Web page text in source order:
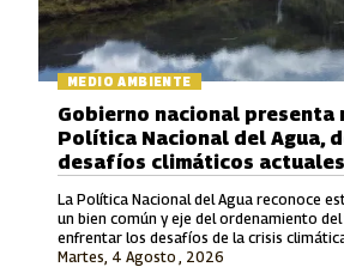
MEDIO AMBIENTE
Martes, 4 Agosto , 2026
Gobierno nacional presenta
Política Nacional del Agua,
desafíos climáticos actuales
La Política Nacional del Agua reconoce
un bien común y eje del ordenamiento
enfrentar los desafíos de la crisis
justicia ambiental.